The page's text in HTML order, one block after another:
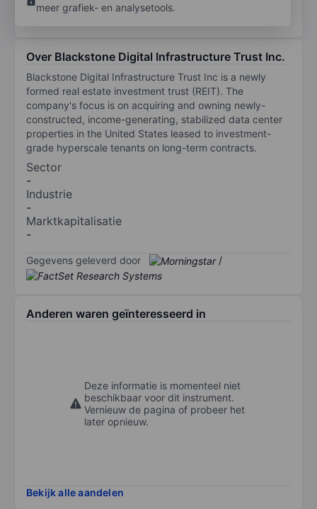
meer grafiek- en analysetools.
Over Blackstone Digital Infrastructure Trust Inc.
Blackstone Digital Infrastructure Trust Inc is a newly
formed real estate investment trust (REIT). The
company's focus is on acquiring and owning newly-
constructed, income-generating, stabilized data center
properties in the United States leased to investment-
grade hyperscale tenants on long-term contracts.
Sector
-
Industrie
-
Marktkapitalisatie
-
Gegevens geleverd door /
Anderen waren geïnteresseerd in
Deze informatie is momenteel niet
beschikbaar voor dit instrument.
Vernieuw de pagina of probeer het
later opnieuw.
Bekijk alle aandelen